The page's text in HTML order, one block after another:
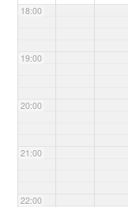
18:00
19:00
20:00
21:00
22:00